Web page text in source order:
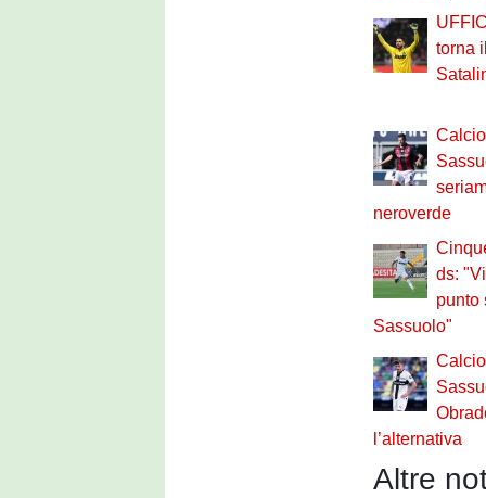
torna
neroverde
ds:
punto
Sassuolo"
l’alternativa
Altre